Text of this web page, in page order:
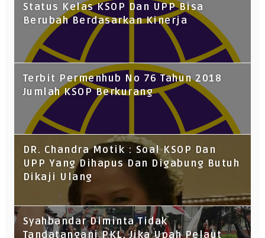
Status Kelas KSOP Dan UPP Bisa
Berubah Berdasarkan Kinerja
Terbit Permenhub No 76 Tahun 2018
Jumlah KSOP Berkurang
DR. Chandra Motik : Soal KSOP Dan
UPP Yang Dihapus Dan Digabung Butuh
Dikaji Ulang
Syahbandar Diminta Tidak
Tandatangani PKL, Jika Upah Pelaut